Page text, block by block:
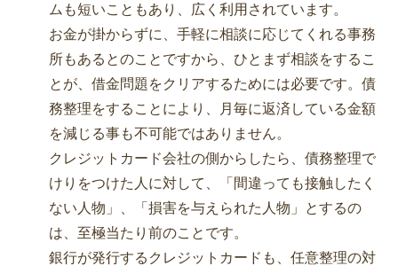
ムも短いこともあり、広く利用されています。
お金が掛からずに、手軽に相談に応じてくれる事務
所もあるとのことですから、ひとまず相談をするこ
とが、借金問題をクリアするためには必要です。債
務整理をすることにより、月毎に返済している金額
を減じる事も不可能ではありません。
クレジットカード会社の側からしたら、債務整理で
けりをつけた人に対して、「間違っても接触したく
ない人物」、「損害を与えられた人物」とするの
は、至極当たり前のことです。
銀行が発行するクレジットカードも、任意整理の対